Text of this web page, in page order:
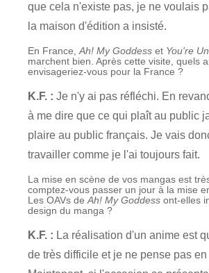
que cela n'existe pas, je ne voulais
la maison d'édition a insisté.
En France,Ah! My Goddess et You're
marchent bien. Après cette visite, quels
envisageriez-vous pour la France ?
K.F. : Je n'y ai pas réfléchi. En
à me dire que ce qui plaît au public
plaire au public français. Je vais
travailler comme je l'ai toujours fait.
La mise en scène de vos mangas est
comptez-vous passer un jour à la mise
Les OAVs deAh! My Goddess ont-elles
design du manga ?
K.F. : La réalisation d'un anime est
de très difficile et je ne pense pas